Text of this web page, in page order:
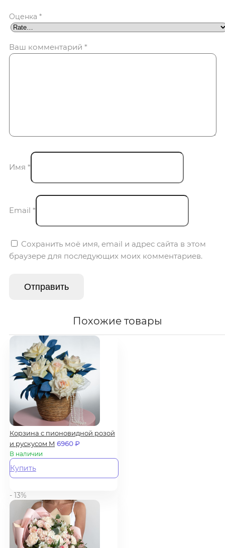
Оценка *
Ваш комментарий *
Имя *
Email *
Сохранить моё имя, email и адрес сайта в этом
браузере для последующих моих комментариев.
Похожие товары
Корзина с пионовидной розой
и рускусом M 6960₽
В наличии
Купить
- 13%